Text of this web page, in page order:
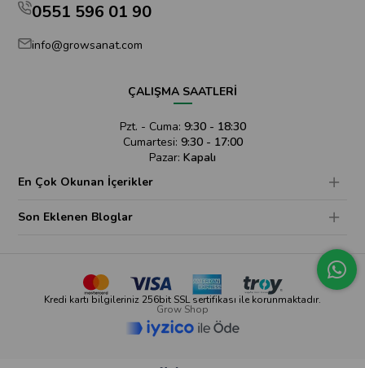
0551 596 01 90
info@growsanat.com
ÇALIŞMA SAATLERİ
Pzt. - Cuma: 9:30 - 18:30
Cumartesi: 9:30 - 17:00
Pazar: Kapalı
En Çok Okunan İçerikler
Son Eklenen Bloglar
Kredi kartı bilgileriniz 256bit SSL sertifikası ile korunmaktadır.
Grow Shop